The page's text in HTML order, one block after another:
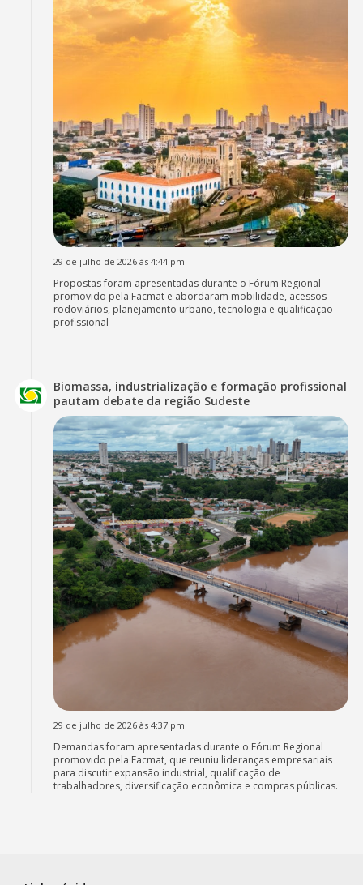
29 de julho de 2026 às 4:44 pm
Propostas foram apresentadas durante o Fórum Regional
promovido pela Facmat e abordaram mobilidade, acessos
rodoviários, planejamento urbano, tecnologia e qualificação
profissional
Biomassa, industrialização e formação profissional
pautam debate da região Sudeste
29 de julho de 2026 às 4:37 pm
Demandas foram apresentadas durante o Fórum Regional
promovido pela Facmat, que reuniu lideranças empresariais
para discutir expansão industrial, qualificação de
trabalhadores, diversificação econômica e compras públicas.